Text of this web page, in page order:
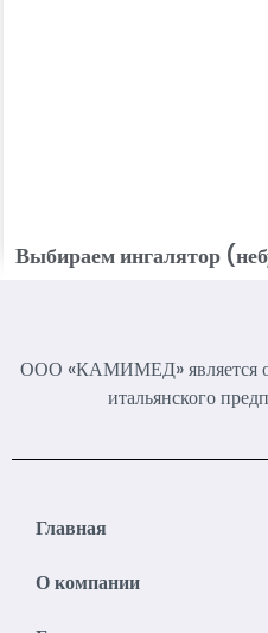
Выбираем ингалятор
ООО «КАМИМЕД» является
итальянского
Главная
О компании